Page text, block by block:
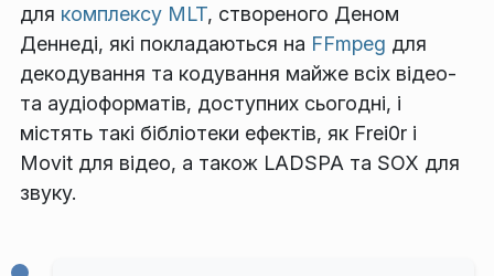
для комплексу MLT, створеного Деном
Деннеді, які покладаються на FFmpeg для
декодування та кодування майже всіх відео-
та аудіоформатів, доступних сьогодні, і
містять такі бібліотеки ефектів, як Frei0r і
Movit для відео, а також LADSPA та SOX для
звуку.